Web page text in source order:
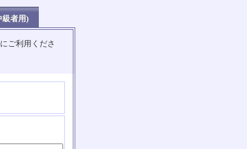
級者用)
ご利用くださ